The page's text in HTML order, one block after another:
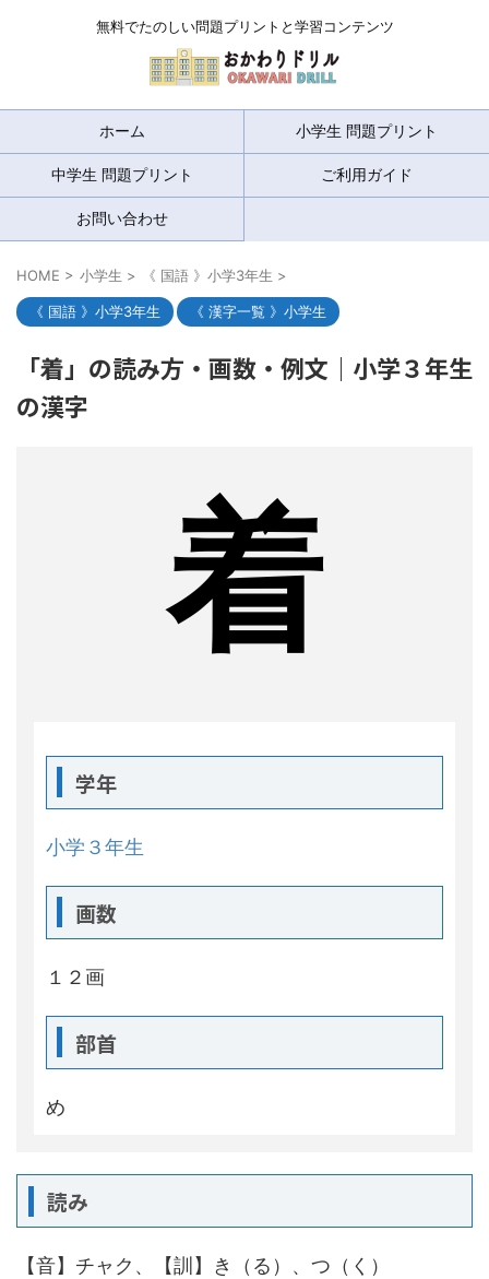
無料でたのしい問題プリントと学習コンテンツ
ホーム 小学生 問題プリント
中学生 問題プリント ご利用ガイド
お問い合わせ
HOME > 小学生 > 《 国語 》小学3年生 >
《 国語 》小学3年生 《 漢字一覧 》小学生
「着」の読み方・画数・例文｜小学３年生
の漢字
着
学年
小学３年生
画数
１２画
部首
め
読み
【音】チャク、【訓】き（る）、つ（く）